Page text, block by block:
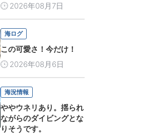
2026年08月7日
海ログ
この可愛さ！今だけ！
2026年08月6日
海況情報
ややウネリあり。揺られ
ながらのダイビングとな
りそうです。